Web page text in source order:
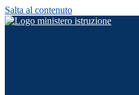
Salta al contenuto